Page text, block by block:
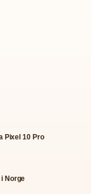
Pixel 10 Pro
Norge